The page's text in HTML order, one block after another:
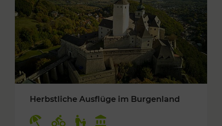
Herbstliche Ausflüge im Burgenland